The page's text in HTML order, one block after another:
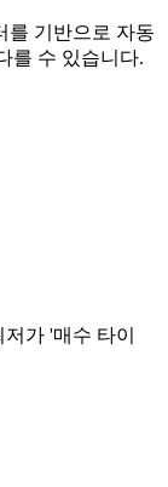
를 기반으로 자동
를 수 있습니다.
가 '매수 타이